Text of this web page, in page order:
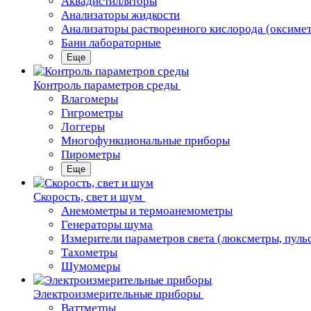
Анализаторы жидкости
Анализаторы растворенного кислорода
Бани лабораторные
Еще
Контроль параметров среды
Влагомеры
Гигрометры
Логгеры
Многофункциональные приборы
Пирометры
Еще
Скорость, свет и шум
Анемометры и термоанемометры
Генераторы шума
Измерители параметров света (люксметры,
Тахометры
Шумомеры
Электроизмерительные приборы
Ваттметры